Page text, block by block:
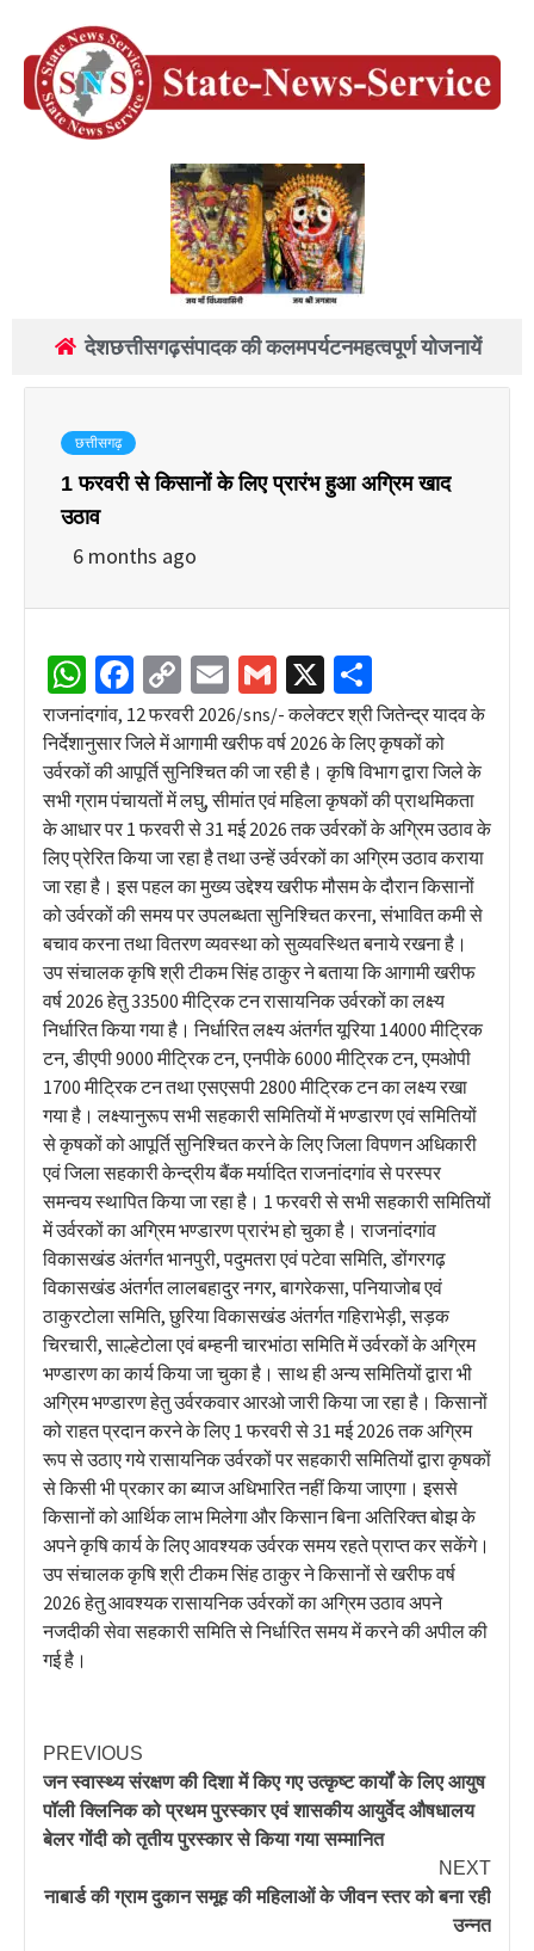
देशछत्तीसगढ़संपादक की कलमपर्यटनमहत्वपूर्ण योजनायें
छत्तीसगढ़
1 फरवरी से किसानों के लिए प्रारंभ हुआ अग्रिम खाद
उठाव
6 months ago
WhatsApp
Facebook
Copy
Link
EmailGmail
X
राजनांदगांव, 12 फरवरी 2026/sns/- कलेक्टर श्री जितेन्द्र यादव के
निर्देशानुसार जिले में आगामी खरीफ वर्ष 2026 के लिए कृषकों को
उर्वरकों की आपूर्ति सुनिश्चित की जा रही है। कृषि विभाग द्वारा जिले के
सभी ग्राम पंचायतों में लघु, सीमांत एवं महिला कृषकों की प्राथमिकता
के आधार पर 1 फरवरी से 31 मई 2026 तक उर्वरकों के अग्रिम उठाव के
लिए प्रेरित किया जा रहा है तथा उन्हें उर्वरकों का अग्रिम उठाव कराया
जा रहा है। इस पहल का मुख्य उद्देश्य खरीफ मौसम के दौरान किसानों
को उर्वरकों की समय पर उपलब्धता सुनिश्चित करना, संभावित कमी से
बचाव करना तथा वितरण व्यवस्था को सुव्यवस्थित बनाये रखना है।
उप संचालक कृषि श्री टीकम सिंह ठाकुर ने बताया कि आगामी खरीफ
वर्ष 2026 हेतु 33500 मीट्रिक टन रासायनिक उर्वरकों का लक्ष्य
निर्धारित किया गया है। निर्धारित लक्ष्य अंतर्गत यूरिया 14000 मीट्रिक
टन, डीएपी 9000 मीट्रिक टन, एनपीके 6000 मीट्रिक टन, एमओपी
1700 मीट्रिक टन तथा एसएसपी 2800 मीट्रिक टन का लक्ष्य रखा
गया है। लक्ष्यानुरूप सभी सहकारी समितियों में भण्डारण एवं समितियों
से कृषकों को आपूर्ति सुनिश्चित करने के लिए जिला विपणन अधिकारी
एवं जिला सहकारी केन्द्रीय बैंक मर्यादित राजनांदगांव से परस्पर
समन्वय स्थापित किया जा रहा है। 1 फरवरी से सभी सहकारी समितियों
में उर्वरकों का अग्रिम भण्डारण प्रारंभ हो चुका है। राजनांदगांव
विकासखंड अंतर्गत भानपुरी, पदुमतरा एवं पटेवा समिति, डोंगरगढ़
विकासखंड अंतर्गत लालबहादुर नगर, बागरेकसा, पनियाजोब एवं
ठाकुरटोला समिति, छुरिया विकासखंड अंतर्गत गहिराभेड़ी, सड़क
चिरचारी, साल्हेटोला एवं बम्हनी चारभांठा समिति में उर्वरकों के अग्रिम
भण्डारण का कार्य किया जा चुका है। साथ ही अन्य समितियों द्वारा भी
अग्रिम भण्डारण हेतु उर्वरकवार आरओ जारी किया जा रहा है। किसानों
को राहत प्रदान करने के लिए 1 फरवरी से 31 मई 2026 तक अग्रिम
रूप से उठाए गये रासायनिक उर्वरकों पर सहकारी समितियोंं द्वारा कृषकों
से किसी भी प्रकार का ब्याज अधिभारित नहीं किया जाएगा। इससे
किसानों को आर्थिक लाभ मिलेगा और किसान बिना अतिरिक्त बोझ के
अपने कृषि कार्य के लिए आवश्यक उर्वरक समय रहते प्राप्त कर सकेंगे।
उप संचालक कृषि श्री टीकम सिंह ठाकुर ने किसानों से खरीफ वर्ष
2026 हेतु आवश्यक रासायनिक उर्वरकों का अग्रिम उठाव अपने
नजदीकी सेवा सहकारी समिति से निर्धारित समय में करने की अपील की
गई है।
PREVIOUS
जन स्वास्थ्य संरक्षण की दिशा में किए गए उत्कृष्ट कार्यों के लिए आयुष
पॉली क्लिनिक को प्रथम पुरस्कार एवं शासकीय आयुर्वेद औषधालय
बेलर गोंदी को तृतीय पुरस्कार से किया गया सम्मानित
NEXT
नाबार्ड की ग्राम दुकान समूह की महिलाओं के जीवन स्तर को बना रही
उन्नत